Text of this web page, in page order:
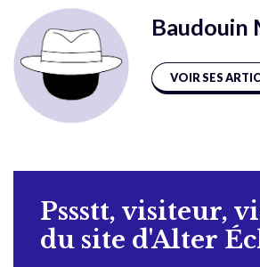
Baudouin
VOIR SES
Pssstt, visiteur,
du site d'Alter